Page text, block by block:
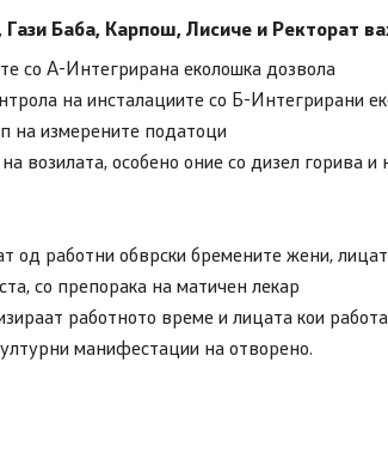
Баба, Карпош, Лисиче и Ректорат
со А-Интегрирана еколошка дозвола
на инсталациите со Б-Интегрирани
на измерените податоци
возилата, особено оние со дизел горива и
од работни обврски бремените жени,
со препорака на матичен лекар
работното време и лицата кои
манифестации на отворено.